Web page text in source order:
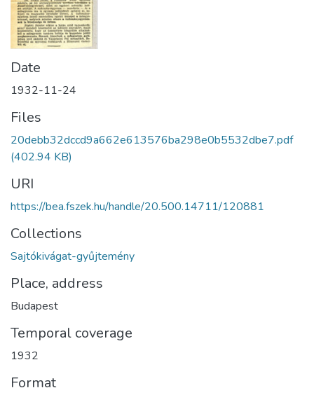
Date
1932-11-24
Files
20debb32dccd9a662e613576ba298e0b5532dbe7.pdf
(402.94 KB)
URI
https://bea.fszek.hu/handle/20.500.14711/120881
Collections
Sajtókivágat-gyűjtemény
Place, address
Budapest
Temporal coverage
1932
Format